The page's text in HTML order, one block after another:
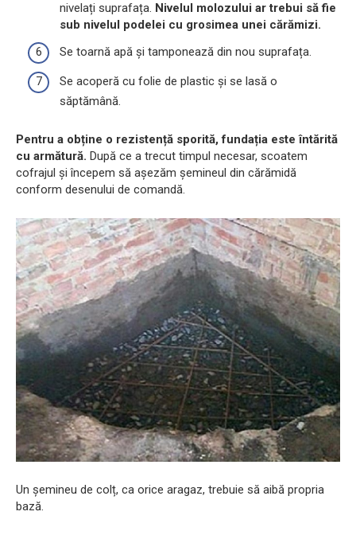
nivelați suprafața. Nivelul molozului ar trebui să fie
sub nivelul podelei cu grosimea unei cărămizi.
Se toarnă apă și tamponează din nou suprafața.
Se acoperă cu folie de plastic și se lasă o
săptămână.
Pentru a obține o rezistență sporită, fundația este întărită
cu armătură. După ce a trecut timpul necesar, scoatem
cofrajul și începem să așezăm șemineul din cărămidă
conform desenului de comandă.
Un șemineu de colț, ca orice aragaz, trebuie să aibă propria
bază.